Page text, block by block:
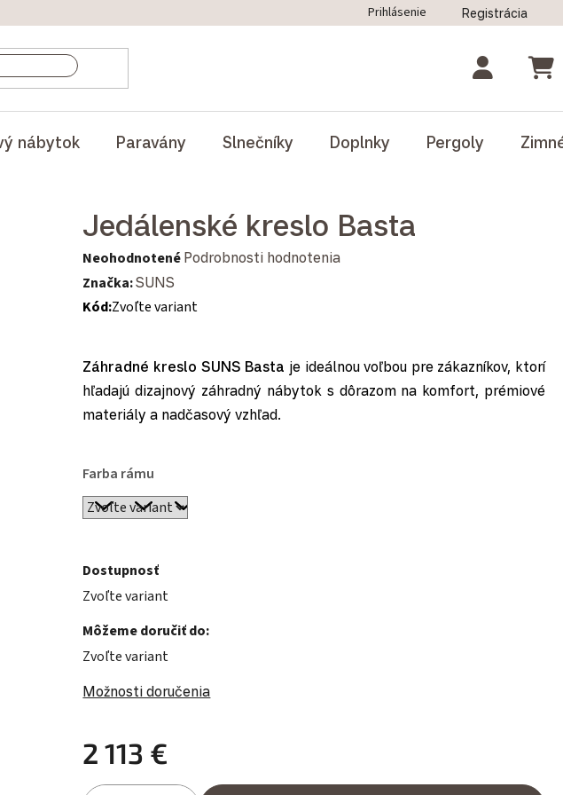
Odstúpenie od zmluvy
Prihlásenie Registrácia
nábytok Paravány Slnečníky Doplnky Pergoly
Jedálenské kreslo Basta
Priemerné hodnotenie produktu je 0,0 z 5 hviezdičiek.
Neohodnotené Podrobnosti hodnotenia
Značka:SUNS
Kód:Zvoľte variant
Záhradné kreslo SUNS Basta je ideálnou voľbou pre zákazníkov, ktorí
hľadajú dizajnový záhradný nábytok s dôrazom na komfort, prémiové
materiály a nadčasový vzhľad.
Farba rámu
Dostupnosť
Zvoľte variant
Môžeme doručiť do:
Zvoľte variant
Možnosti doručenia
2 113 €